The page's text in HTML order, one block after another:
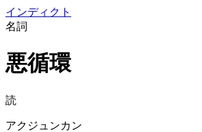
インディクト
名詞
悪循環
読
アクジュンカン